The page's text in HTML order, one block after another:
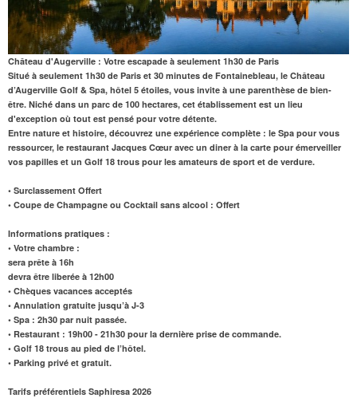
Château d'Augerville : Votre escapade à seulement 1h30 de Paris
Situé à seulement 1h30 de Paris et 30 minutes de Fontainebleau, le Château
d’Augerville Golf & Spa, hôtel 5 étoiles, vous invite à une parenthèse de bien-
être. Niché dans un parc de 100 hectares, cet établissement est un lieu
d'exception où tout est pensé pour votre détente.
Entre nature et histoire, découvrez une expérience complète : le Spa pour vous
ressourcer, le restaurant Jacques Cœur avec un diner à la carte pour émerveiller
vos papilles et un Golf 18 trous pour les amateurs de sport et de verdure.
• Surclassement Offert
• Coupe de Champagne ou Cocktail sans alcool : Offert
Informations pratiques :
• Votre chambre :
sera prête à 16h
devra être liberée à 12h00
• Chèques vacances acceptés
• Annulation gratuite jusqu’à J-3
• Spa : 2h30 par nuit passée.
• Restaurant : 19h00 - 21h30 pour la dernière prise de commande.
• Golf 18 trous au pied de l’hôtel.
• Parking privé et gratuit.
Tarifs préférentiels Saphiresa 2026